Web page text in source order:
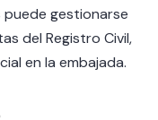
gestionarse
del Registro Civil,
en la embajada.